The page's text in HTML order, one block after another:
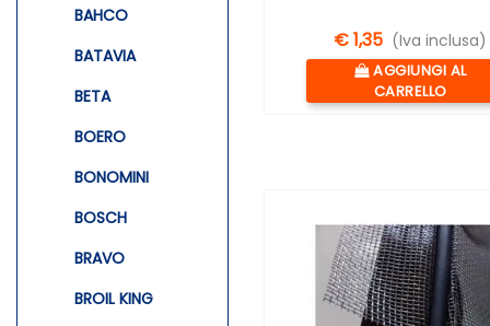
BAHCO
BATAVIA
BETA
BOERO
BONOMINI
BOSCH
BRAVO
BROIL KING
€ 1,35 (Iva inclusa)
Quantità
AGGIUNGI AL
CARRELLO